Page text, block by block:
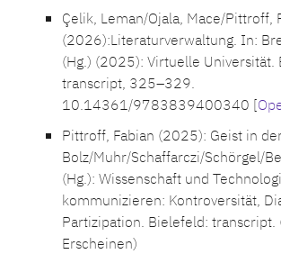
Çelik, Leman/Ojala, Mace/Pittroff,
(2026):Literaturverwaltung. In:
(Hg.) (2025): Virtuelle Universität.
transcript, 325–329.
10.14361/9783839400340 [
Pittroff, Fabian (2025): Geist in
Bolz/Muhr/Schaffarczi/Schörgel/
(Hg.): Wissenschaft und
kommunizieren: Kontroversität,
Partizipation. Bielefeld: transcript.
Erscheinen)